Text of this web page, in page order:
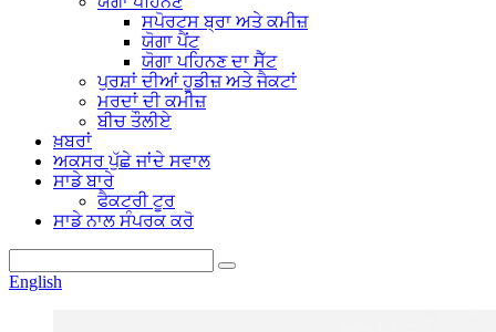
ਸਪੋਰਟਸ ਬ੍ਰਾ ਅਤੇ ਕਮੀਜ਼
ਯੋਗਾ ਪੈਂਟ
ਯੋਗਾ ਪਹਿਨਣ ਦਾ ਸੈੱਟ
ਪੁਰਸ਼ਾਂ ਦੀਆਂ ਹੂਡੀਜ਼ ਅਤੇ ਜੈਕਟਾਂ
ਮਰਦਾਂ ਦੀ ਕਮੀਜ਼
ਬੀਚ ਤੌਲੀਏ
ਖ਼ਬਰਾਂ
ਅਕਸਰ ਪੁੱਛੇ ਜਾਂਦੇ ਸਵਾਲ
ਸਾਡੇ ਬਾਰੇ
ਫੈਕਟਰੀ ਟੂਰ
ਸਾਡੇ ਨਾਲ ਸੰਪਰਕ ਕਰੋ
English